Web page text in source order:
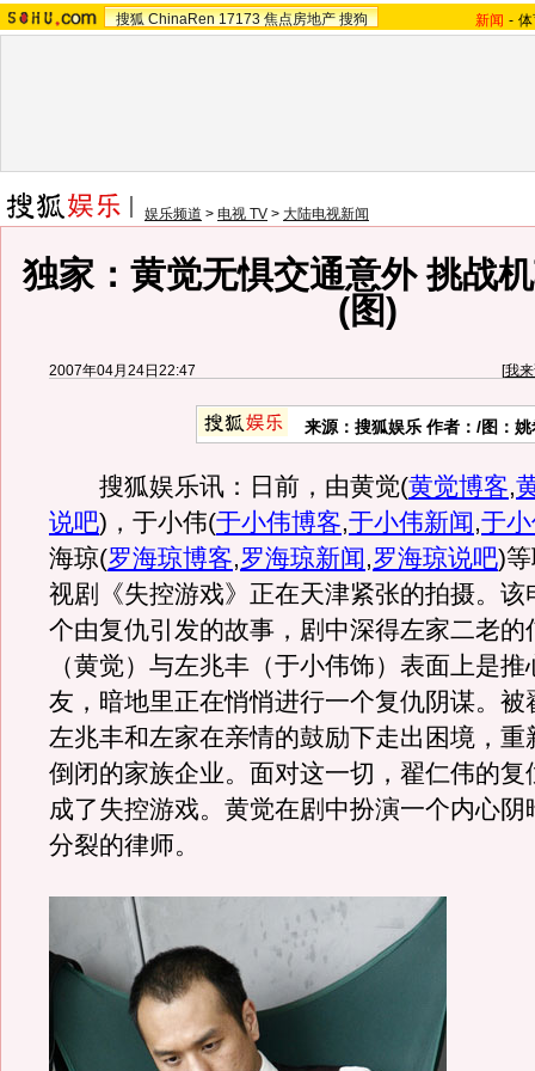
搜狐 ChinaRen 17173 焦点房地产 搜狗 新闻 -
娱乐频道 > 电视 TV > 大陆电视新闻
独家：黄觉无惧交通意外 挑战
(图)
2007年04月24日22:47 [我
来源：搜狐娱乐 作者：/图：姚
搜狐娱乐讯：日前，由黄觉(黄觉博客,
说吧) ，于小伟(于小伟博客,于小伟新闻,于
海琼(罗海琼博客,罗海琼新闻,罗海琼说吧)
视剧《失控游戏》正在天津紧张的拍摄。该
个由复仇引发的故事，剧中深得左家二老的
（黄觉）与左兆丰（于小伟饰）表面上是
友，暗地里正在悄悄进行一个复仇阴谋。被
左兆丰和左家在亲情的鼓励下走出困境，重
倒闭的家族企业。面对这一切，翟仁伟的复
成了失控游戏。黄觉在剧中扮演一个内心阴
分裂的律师。